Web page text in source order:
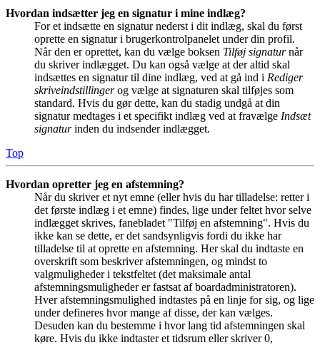
Hvordan indsætter jeg en signatur i mine indlæg?
For et indsætte en signatur nederst i dit indlæg, skal du først
oprette en signatur i brugerkontrolpanelet under din profil.
Når den er oprettet, kan du vælge boksen Tilføj signaturnår
du skriver indlægget. Du kan også vælge at der altid skal
indsættes en signatur til dine indlæg, ved at gå ind i Rediger
skriveindstillingerog vælge at signaturen skal tilføjes som
standard. Hvis du gør dette, kan du stadig undgå at din
signatur medtages i et specifikt indlæg ved at fravælge Indsæt
signaturinden du indsender indlægget.
Top
Hvordan opretter jeg en afstemning?
Når du skriver et nyt emne (eller hvis du har tilladelse: retter i
det første indlæg i et emne) findes, lige under feltet hvor selve
indlægget skrives, fanebladet "Tilføj en afstemning". Hvis du
ikke kan se dette, er det sandsynligvis fordi du ikke har
tilladelse til at oprette en afstemning. Her skal du indtaste en
overskrift som beskriver afstemningen, og mindst to
valgmuligheder i tekstfeltet (det maksimale antal
afstemningsmuligheder er fastsat af boardadministratoren).
Hver afstemningsmulighed indtastes på en linje for sig, og lige
under defineres hvor mange af disse, der kan vælges.
Desuden kan du bestemme i hvor lang tid afstemningen skal
køre. Hvis du ikke indtaster et tidsrum eller skriver 0,